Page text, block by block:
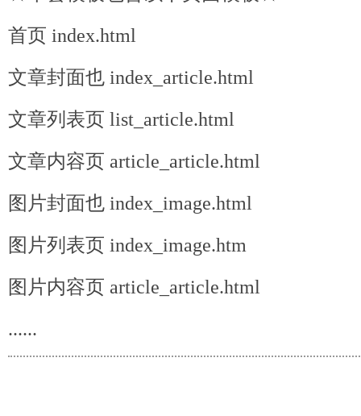
首页 index.html
文章封面也 index_article.html
文章列表页 list_article.html
文章内容页 article_article.html
图片封面也 index_image.html
图片列表页 index_image.htm
图片内容页 article_article.html
......